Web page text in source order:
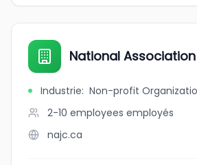
National
Industrie: Non-profit
2-10 employees employés
najc.ca